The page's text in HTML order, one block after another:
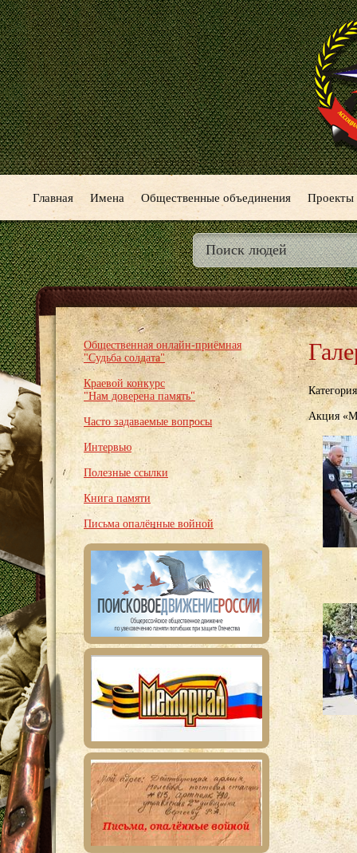
Главная Имена Общественные объединения Проекты
Общественная онлайн-приёмная
"Судьба солдата"
Краевой конкурс
"Нам доверена память"
Часто задаваемые вопросы
Интервью
Полезные ссылки
Книга памяти
Письма опалённые войной
Акция